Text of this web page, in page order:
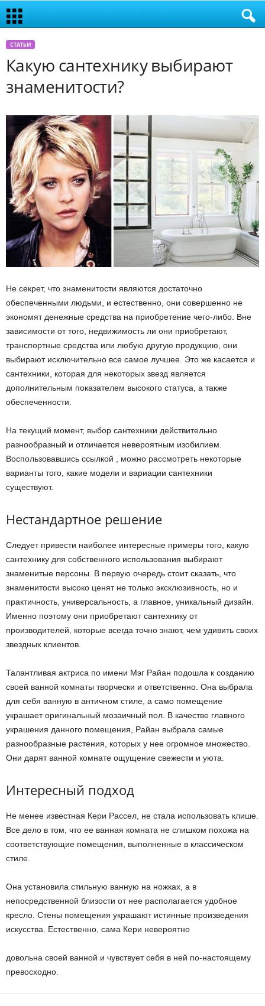
СТАТЬИ
Какую сантехнику выбирают
знаменитости?
Не секрет, что знаменитости являются достаточно
обеспеченными людьми, и естественно, они совершенно не
экономят денежные средства на приобретение чего-либо. Вне
зависимости от того, недвижимость ли они приобретают,
транспортные средства или любую другую продукцию, они
выбирают исключительно все самое лучшее. Это же касается и
сантехники, которая для некоторых звезд является
дополнительным показателем высокого статуса, а также
обеспеченности.
На текущий момент, выбор сантехники действительно
разнообразный и отличается невероятным изобилием.
Воспользовавшись ссылкой , можно рассмотреть некоторые
варианты того, какие модели и вариации сантехники
существуют.
Нестандартное решение
Следует привести наиболее интересные примеры того, какую
сантехнику для собственного использования выбирают
знаменитые персоны. В первую очередь стоит сказать, что
знаменитости высоко ценят не только эксклюзивность, но и
практичность, универсальность, а главное, уникальный дизайн.
Именно поэтому они приобретают сантехнику от
производителей, которые всегда точно знают, чем удивить своих
звездных клиентов.
Талантливая актриса по имени Мэг Райан подошла к созданию
своей ванной комнаты творчески и ответственно. Она выбрала
для себя ванную в античном стиле, а само помещение
украшает оригинальный мозаичный пол. В качестве главного
украшения данного помещения, Райан выбрала самые
разнообразные растения, которых у нее огромное множество.
Они дарят ванной комнате ощущение свежести и уюта.
Интересный подход
Не менее известная Кери Рассел, не стала использовать клише.
Все дело в том, что ее ванная комната не слишком похожа на
соответствующие помещения, выполненные в классическом
стиле.
Она установила стильную ванную на ножках, а в
непосредственной близости от нее располагается удобное
кресло. Стены помещения украшают истинные произведения
искусства. Естественно, сама Кери невероятно
довольна своей ванной и чувствует себя в ней по-настоящему
превосходно.